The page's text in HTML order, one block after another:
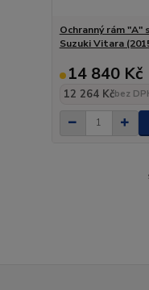
Ochranný rám "A"
Suzuki Vitara
14 840 Kč
12 264 Kčbez